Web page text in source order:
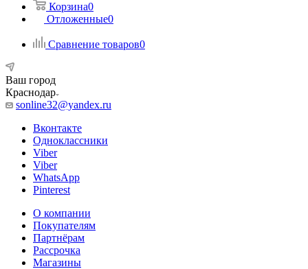
Корзина0
Отложенные0
Сравнение товаров0
Ваш город
Краснодар
sonline32@yandex.ru
Вконтакте
Одноклассники
Viber
Viber
WhatsApp
Pinterest
О компании
Покупателям
Партнёрам
Рассрочка
Магазины